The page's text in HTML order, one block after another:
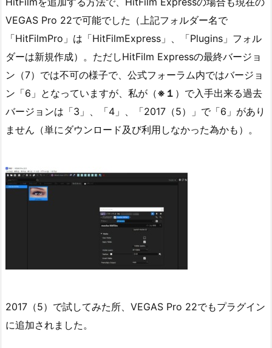
VEGAS Pro 22で可能でした（上記フォルダー名で
「HitFilmPro」は「HitFilmExpress」、「Plugins」フォル
ダーは新規作成）。ただしHitFilm Expressの最終バージョ
ン（7）では不可の様子で、公式フォーラム内ではバージョ
ン「6」となっていますが、私が（※１ ）で入手出来る過去
バージョンは「3」、「4」、「2017（5）」で「6」があり
ません（単にダウンロード及び利用しなかった為かも）。
2017（5）で試してみた所、VEGAS Pro 22でもプラグイン
に追加されました。